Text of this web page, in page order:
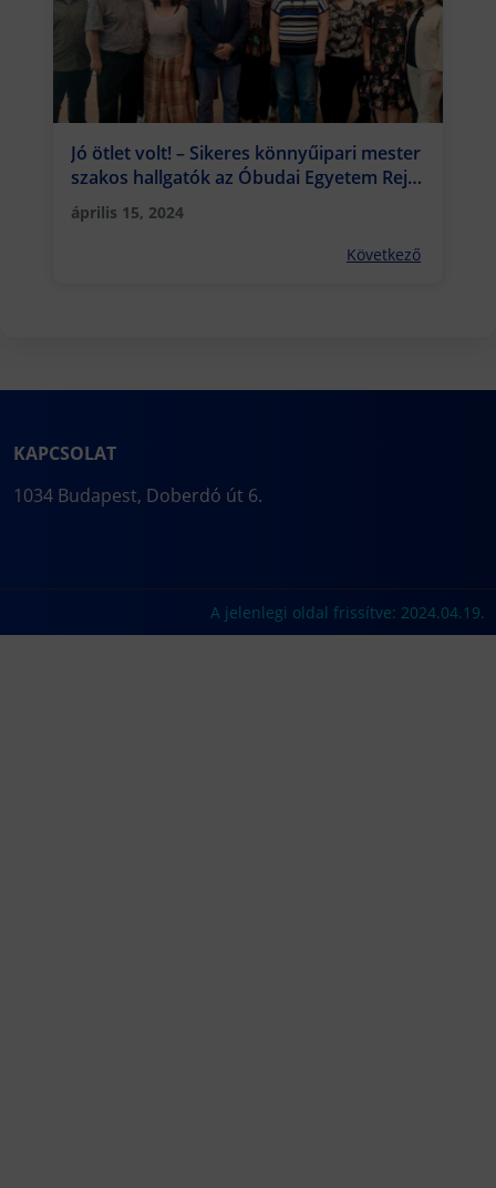
Jó ötlet volt! – Sikeres könnyűipari mester
szakos hallgatók az Óbudai Egyetem Rejtő
Karán
április 15, 2024
Következő
KAPCSOLAT
1034 Budapest, Doberdó út 6.
A jelenlegi oldal frissítve: 2024.04.19.